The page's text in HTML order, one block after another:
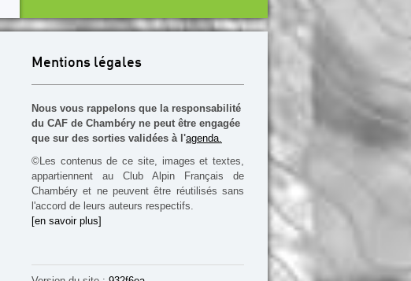
Mentions légales
Nous vous rappelons que la responsabilité
du CAF de Chambéry ne peut être engagée
que sur des sorties validées à l'agenda.
©Les contenus de ce site, images et textes,
appartiennent au Club Alpin Français de
Chambéry et ne peuvent être réutilisés sans
l'accord de leurs auteurs respectifs.
[en savoir plus]